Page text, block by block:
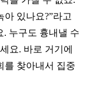
있나요?”라고
. 누구도 흉내낼 수
요. 바로 거기에
를 찾아내서 집중